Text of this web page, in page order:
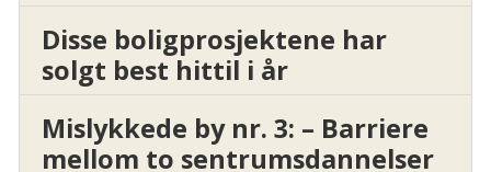
Disse boligprosjektene har
solgt best hittil i år
Mislykkede by nr. 3: – Barriere
mellom to sentrumsdannelser